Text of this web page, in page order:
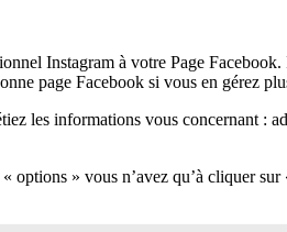
Instagram à votre Page
page Facebook si vous en gérez
les informations vous concernant :
options » vous n’avez qu’à cliquer